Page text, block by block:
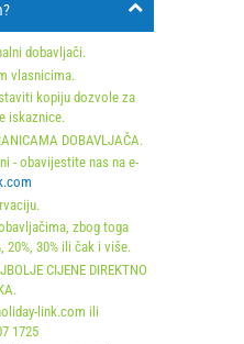
dobavljači.
vlasnicima.
kopiju dozvole za
iskaznice.
DOBAVLJAČA.
- obavijestite nas na e-
zbog toga
20%, 30% ili čak i više.
CIJENE DIREKTNO
link.com ili
1725